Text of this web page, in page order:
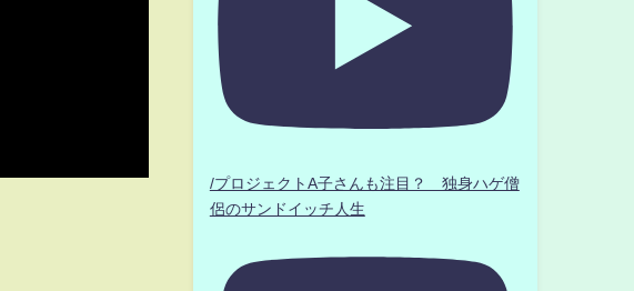
/プロジェクトA子さんも注目？ 独身ハゲ僧
侶のサンドイッチ人生